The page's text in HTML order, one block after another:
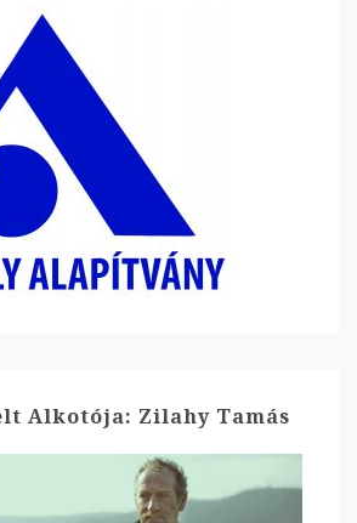
Alkotója: Zilahy Tamás